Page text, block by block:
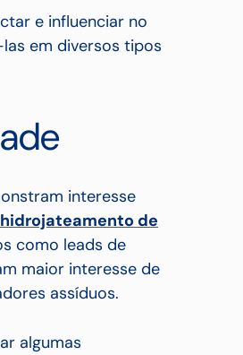
e influenciar no
em diversos tipos
interesse
hidrojateamento de
como leads de
maior interesse de
assíduos.
algumas